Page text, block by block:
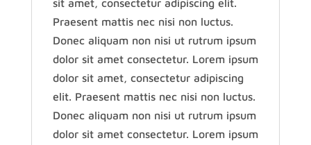
sit amet, consectetur adipiscing elit.
Praesent mattis nec nisi non luctus.
Donec aliquam non nisi ut rutrum ipsum
dolor sit amet consectetur. Lorem ipsum
dolor sit amet, consectetur adipiscing
elit. Praesent mattis nec nisi non luctus.
Donec aliquam non nisi ut rutrum ipsum
dolor sit amet consectetur. Lorem ipsum